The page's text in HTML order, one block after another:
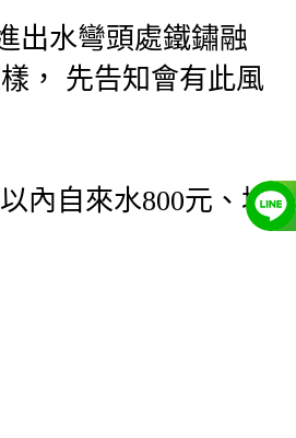
出水彎頭處鐵鏽融
， 先告知會有此風
內自來水800元、地